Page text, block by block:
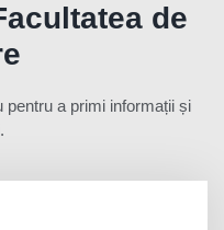
de
pentru a primi informații și